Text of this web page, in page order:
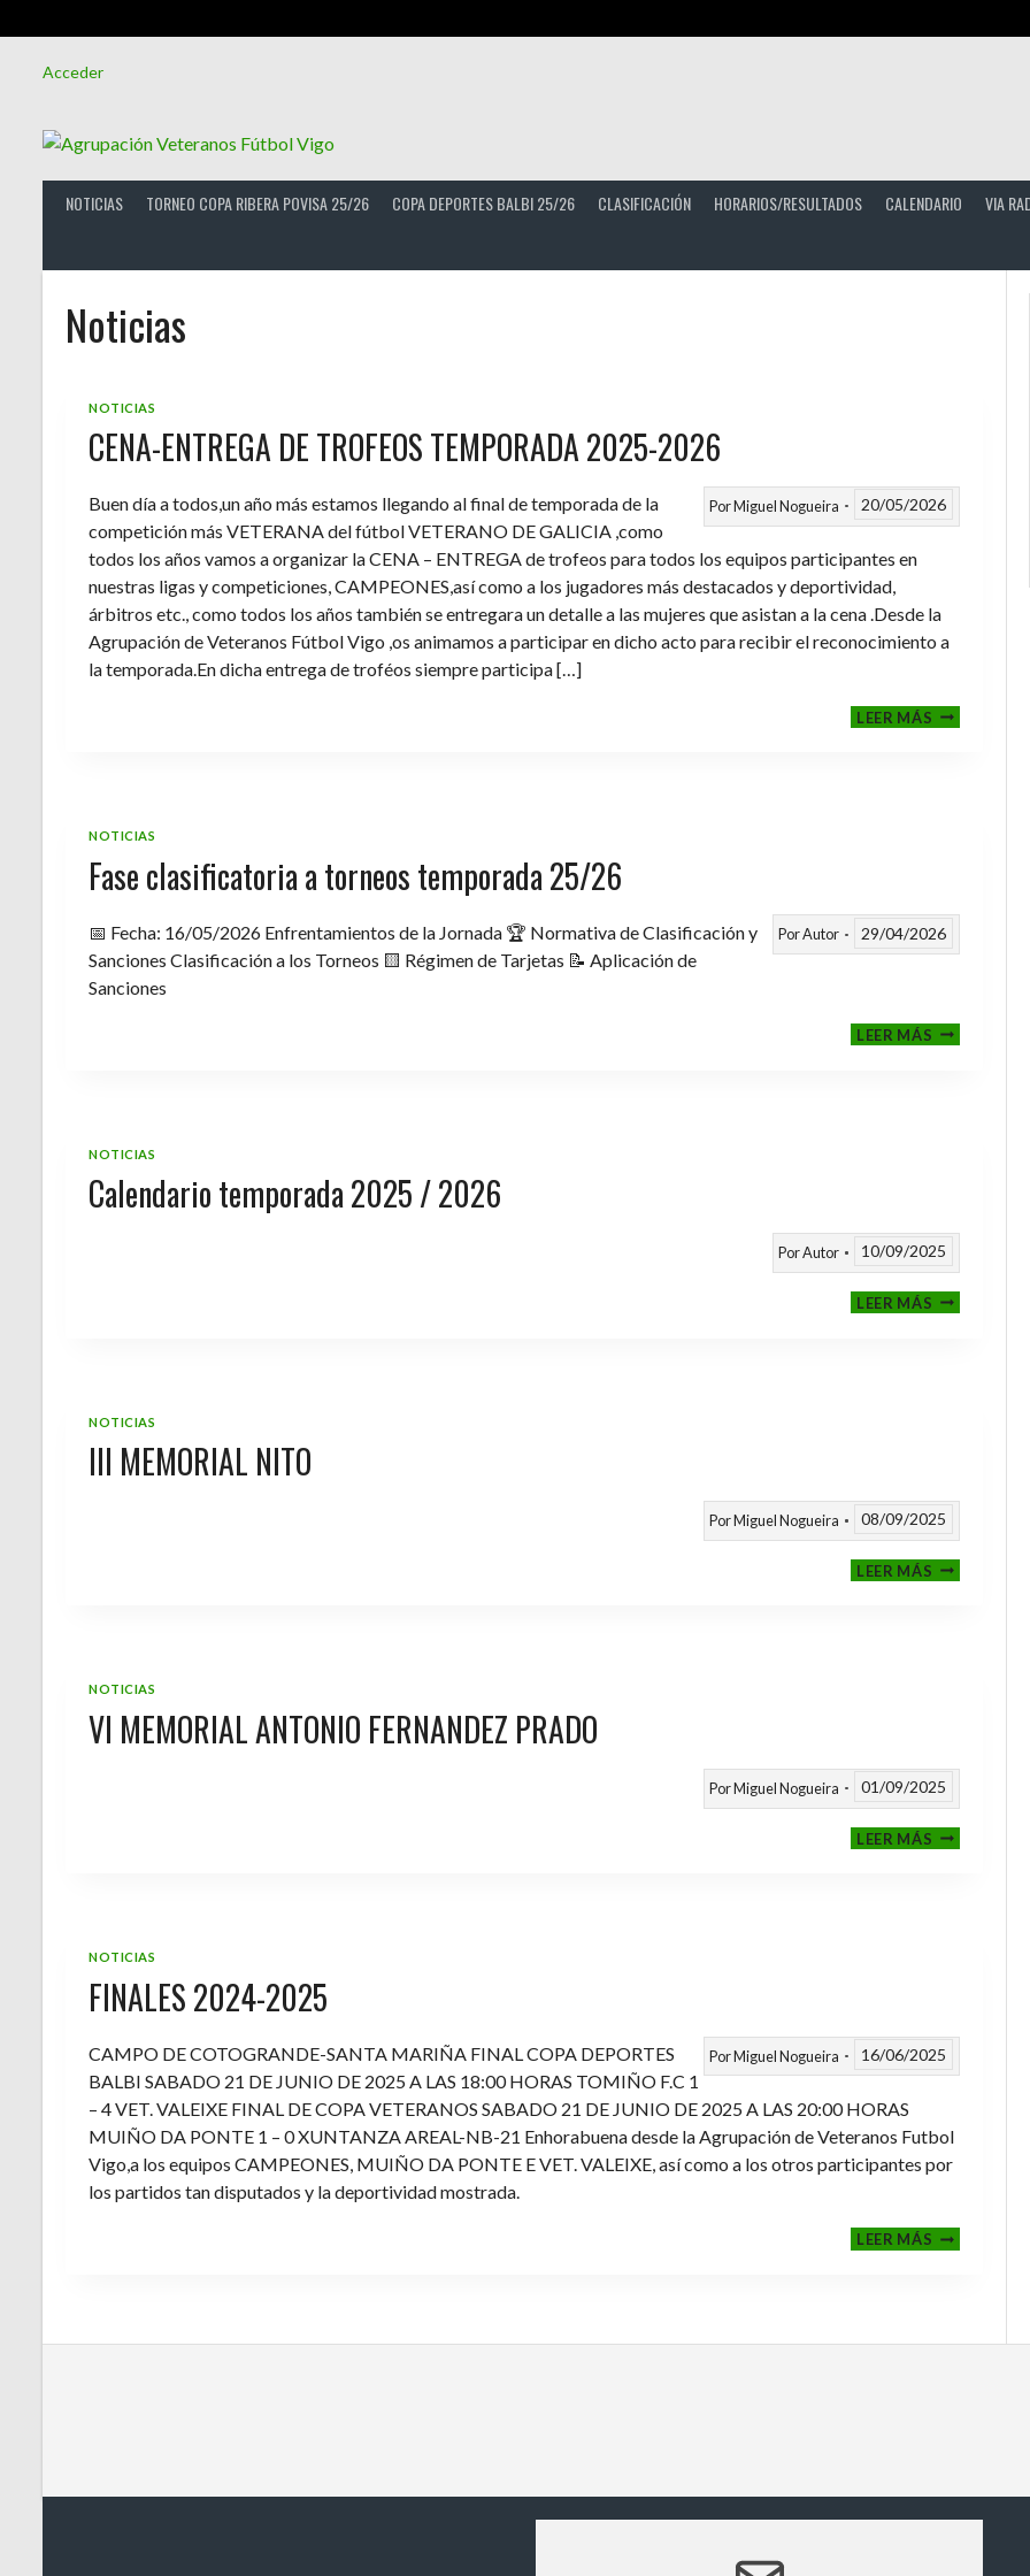
Acceder
NOTICIAS TORNEO COPA RIBERA POVISA 25/26 COPA DEPORTES BALBI 25/26 CLASIFICACIÓN HORARIOS/RESULTADOS CALENDARIO VIA
Noticias
NOTICIAS
CENA-ENTREGA DE TROFEOS TEMPORADA 2025-2026
PorMiguel Nogueira 20/05/2026
Buen día a todos,un año más estamos llegando al final de temporada de la
competición más VETERANA del fútbol VETERANO DE GALICIA ,como
todos los años vamos a organizar la CENA – ENTREGA de trofeos para todos los equipos participantes en
nuestras ligas y competiciones, CAMPEONES,así como a los jugadores más destacados y deportividad,
árbitros etc., como todos los años también se entregara un detalle a las mujeres que asistan a la cena .Desde la
Agrupación de Veteranos Fútbol Vigo ,os animamos a participar en dicho acto para recibir el reconocimiento a
la temporada.En dicha entrega de troféos siempre participa […]
LEER MÁSCENA-
ENTREGA
NOTICIAS
Fase clasificatoria a torneos temporada 25/26
PorAutor 29/04/2026
📅 Fecha: 16/05/2026 Enfrentamientos de la Jornada 🏆 Normativa de Clasificación y
Sanciones Clasificación a los Torneos 🟨 Régimen de Tarjetas 📝 Aplicación de
Sanciones
LEER MÁSFASE
NOTICIAS
Calendario temporada 2025 / 2026
PorAutor 10/09/2025
LEER MÁSCALENDARIO
TEMPORADA
NOTICIAS
III MEMORIAL NITO
PorMiguel Nogueira 08/09/2025
LEER MÁSIII
MEMORIAL
NOTICIAS
VI MEMORIAL ANTONIO FERNANDEZ PRADO
PorMiguel Nogueira 01/09/2025
LEER MÁSVI
MEMORIAL
NOTICIAS
FINALES 2024-2025
PorMiguel Nogueira 16/06/2025
CAMPO DE COTOGRANDE-SANTA MARIÑA FINAL COPA DEPORTES
BALBI SABADO 21 DE JUNIO DE 2025 A LAS 18:00 HORAS TOMIÑO F.C 1
– 4 VET. VALEIXE FINAL DE COPA VETERANOS SABADO 21 DE JUNIO DE 2025 A LAS 20:00 HORAS
MUIÑO DA PONTE 1 – 0 XUNTANZA AREAL-NB-21 Enhorabuena desde la Agrupación de Veteranos Futbol
Vigo,a los equipos CAMPEONES, MUIÑO DA PONTE E VET. VALEIXE, así como a los otros participantes por
los partidos tan disputados y la deportividad mostrada.
LEER MÁSFINALES
2024-